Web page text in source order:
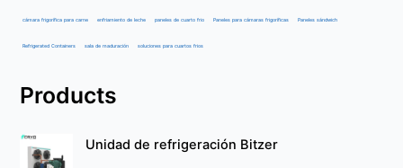
cámara frigorífica para carne enfriamiento de leche paneles de cuarto frio Paneles para cámaras frigoríficas Paneles sándwich
Refrigerated Containers sala de maduración soluciones para cuartos frios
Products
Unidad de refrigeración Bitzer